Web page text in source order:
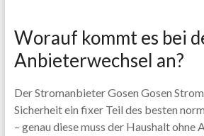
Worauf kommt es bei
Anbieterwechsel an?
Der Stromanbieter Gosen Gosen
Sicherheit ein fixer Teil des besten
– genau diese muss der Haushalt ohne